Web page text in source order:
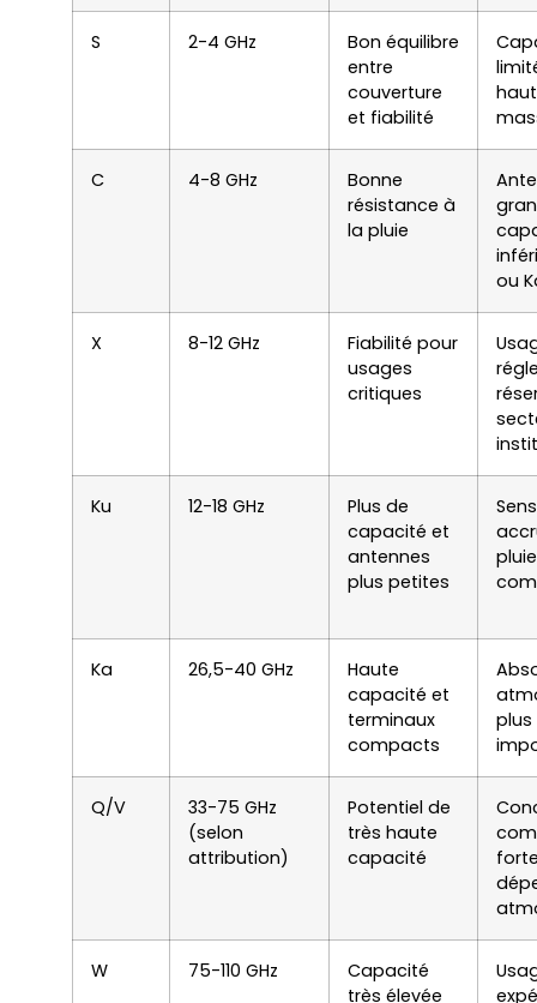
S 2-4 GHz
Bon équilibre
entre
couverture
et fiabilité
C 4-8 GHz
Bonne
résistance à
la pluie
ou
X 8-12 GHz
Fiabilité pour
usages
critiques
Ku 12-18 GHz
Plus de
capacité et
antennes
plus petites
pluie
Ka 26,5-40 GHz
Haute
capacité et
terminaux
compacts
plus
Q/V
33-75 GHz
(selon
attribution)
Potentiel de
très haute
capacité
W 75-110 GHz
Capacité
très élevée